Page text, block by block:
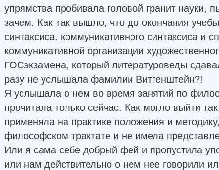
упрямства пробивала головой гранит науки,
зачем. Как так вышло, что до окончания
синтаксиса. коммуникативного синтаксиса и
коммуникативной организации
ГОСэкзамена, который литературоведы
разу не услышала фамилии Витгенштейн?!
Я услышала о нем во время занятий по
прочитала только сейчас. Как могло выйти
применяла на практике положения и
философском трактате и не имела
Или я сама себе добрый фей и пропустила
или нам действительно о нем нее говорили